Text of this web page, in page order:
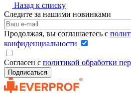
Назад к списку
Следите за нашими новинками
Продолжая, вы соглашаетесь с
конфиденциальности
Согласен с политикой обработки